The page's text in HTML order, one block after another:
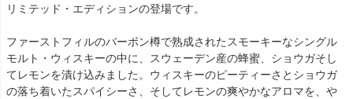
リミテッド・エディションの登場です。
ファーストフィルのバーボン樽で熟成されたスモーキーなシングル
モルト・ウィスキーの中に、スウェーデン産の蜂蜜、ショウガそし
てレモンを漬け込みました。ウィスキーのピーティーさとショウガ
の落ち着いたスパイシーさ、そしてレモンの爽やかなアロマを、や